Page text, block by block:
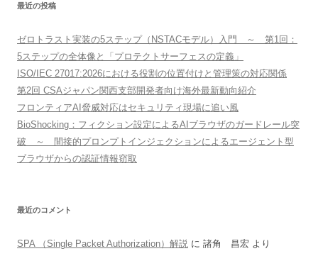
最近の投稿
ゼロトラスト実装の5ステップ（NSTACモデル）入門 ～ 第1回：
5ステップの全体像と「プロテクトサーフェスの定義」
ISO/IEC 27017:2026における役割の位置付けと管理策の対応関係
第2回 CSAジャパン関西支部開発者向け海外最新動向紹介
フロンティアAI脅威対応はセキュリティ現場に追い風
BioShocking：フィクション設定によるAIブラウザのガードレール突
破 ～ 間接的プロンプトインジェクションによるエージェント型
ブラウザからの認証情報窃取
最近のコメント
SPA （Single Packet Authorization）解説 に 諸角 昌宏 より